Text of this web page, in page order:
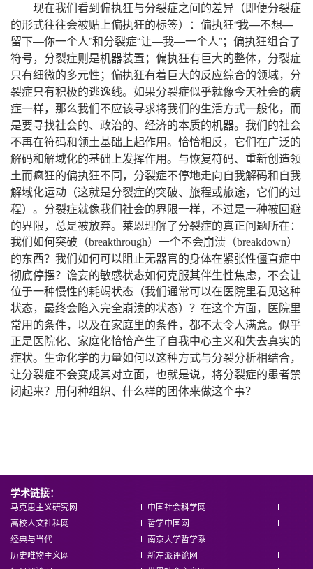
现在我们看到偏执狂与分裂症之间的差异（即便分裂症
的形式往往会被贴上偏执狂的标签）
： 偏执狂“我—不想—
留下—你一个人”和分裂症“让—我—一个人”； 偏执狂组合了
符号， 分裂症则是机器装置 ； 偏执狂有巨大的整体，
分裂症
只有细微的多元性 ； 偏执狂有着巨大的反应综合的领域，
分
裂症只有积极的逃逸线。 如果分裂症似乎就像今天社会的病
症一样， 那么我们不应该寻求将我们的生活方式一般化，
而
是要寻找社会的、政治的、经济的本质的机器。 我们的社会
不再在符码和领土基础上起作用。 恰恰相反 ，
它们在广泛的
解码和解域化的基础上发挥作用。
与恢复符码、重新创造领
土而疯狂的偏执狂不同 ，
分裂症不停地走向自我解码和自我
解域化运动（这就是分裂症的突破、旅程或旅途，
它们的过
程） 。 分裂症就像我们社会的界限一样，
不过是一种被回避
的界限， 总是被放弃。 莱恩理解了分裂症的真正问题所在 ：
我们如何突破（breakthrough）一个不会崩溃（breakdown）
的东西？ 我们如何可以阻止无器官的身体在紧张性僵直症中
彻底停摆？ 谵妄的敏感状态如何克服其伴生性焦虑，
不会让
位于一种慢性的耗竭状态（我们通常可以在医院里看见这种
状态， 最终会陷入完全崩溃的状态） ？ 在这个方面，
医院里
常用的条件， 以及在家庭里的条件， 都不太令人满意。 似乎
正是医院化、家庭化恰恰产生了自我中心主义和失去真实的
症状。 生命化学的力量如何以这种方式与分裂分析相结合，
让分裂症不会变成其对立面， 也就是说， 将分裂症的患者禁
闭起来？ 用何种组织、什么样的团体来做这个事？
学术链接：
马克思主义研究网
中国社会科学网
高校人文社科网
哲学中国网
经典与当代
南京大学哲学系
历史唯物主义网
新左派评论网